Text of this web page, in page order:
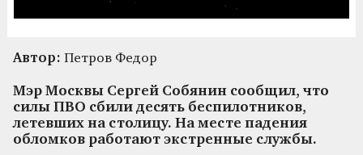
Автор: Петров Федор
Мэр Москвы Сергей Собянин сообщил, что
силы ПВО сбили десять беспилотников,
летевших на столицу. На месте падения
обломков работают экстренные службы.